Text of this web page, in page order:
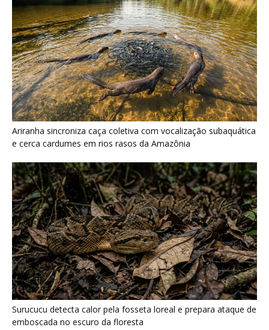
Surucucu detecta calor pela fosseta loreal e prepara ataque de
emboscada no escuro da floresta
Últimas noticias
Quero-quero usa esporão na asa em voo
rasante para afastar animais...
7 de agosto de 2026
Eu entrei no mundo dos sapos e lagartos que
vivem entre...
7 de agosto de 2026